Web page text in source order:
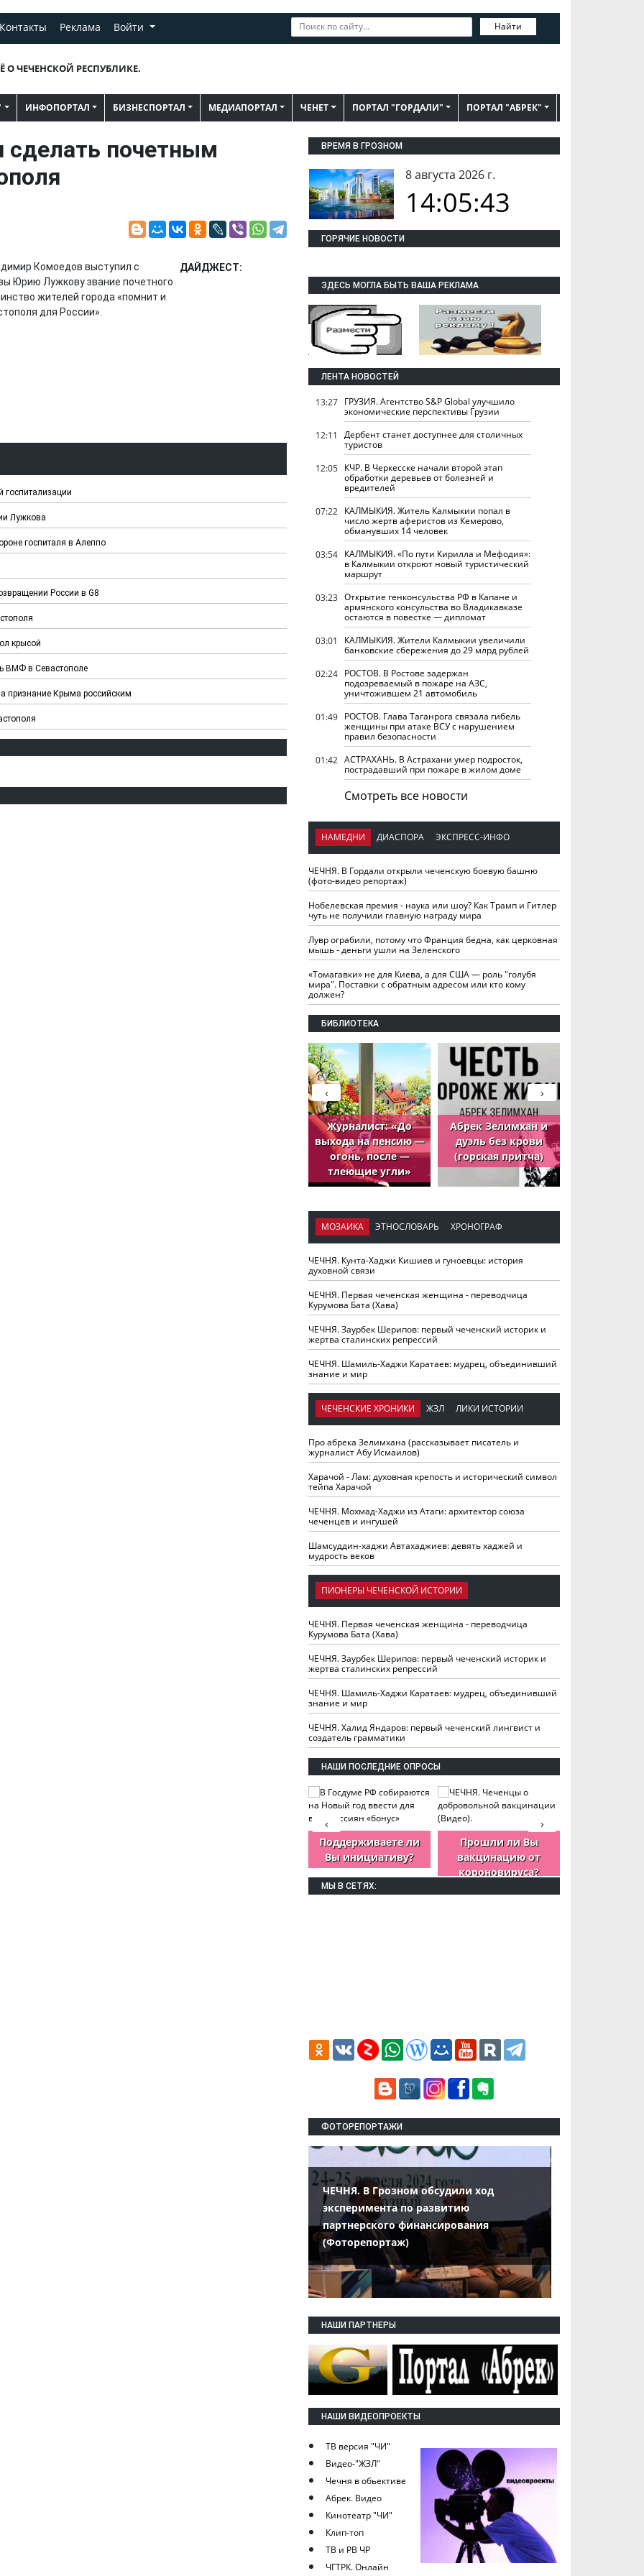
Контакты Реклама Войти Найти
О ЧЕЧЕНСКОЙ РЕСПУБЛИКЕ.
ИНФОПОРТАЛ БИЗНЕСПОРТАЛ МЕДИАПОРТАЛ ЧЕНЕТ ПОРТАЛ "ГОРДАЛИ" ПОРТАЛ "АБРЕК"
почетным
ДАЙДЖЕСТ:
Комоедов выступил с
Юрию Лужкову звание почетного
жителей города «помнит и
для России».
госпитализации
Лужкова
госпиталя в Алеппо
России в G8
крысой
ВМФ в Севастополе
признание Крыма российским
ВРЕМЯ В ГРОЗНОМ
8 августа 2026 г.
14:05:43
ГОРЯЧИЕ НОВОСТИ
ЗДЕСЬ МОГЛА БЫТЬ ВАША РЕКЛАМА
ЛЕНТА НОВОСТЕЙ
13:27 ГРУЗИЯ. Агентство S&P Global улучшило
экономические перспективы Грузии
12:11
Дербент станет доступнее для столичных
туристов
12:05 КЧР. В Черкесске начали второй этап
обработки деревьев от болезней и
вредителей
07:22 КАЛМЫКИЯ. Житель Калмыкии попал в
число жертв аферистов из Кемерово,
обманувших 14 человек
03:54 КАЛМЫКИЯ. «По пути Кирилла и Мефодия»:
в Калмыкии откроют новый туристический
маршрут
03:23 Открытие генконсульства РФ в Капане и
армянского консульства во Владикавказе
остаются в повестке — дипломат
03:01
КАЛМЫКИЯ. Жители Калмыкии увеличили
банковские сбережения до 29 млрд рублей
02:24 РОСТОВ. В Ростове задержан
подозреваемый в пожаре на АЗС,
уничтожившем 21 автомобиль
01:49 РОСТОВ. Глава Таганрога связала гибель
женщины при атаке ВСУ с нарушением
правил безопасности
01:42 АСТРАХАНЬ. В Астрахани умер подросток,
пострадавший при пожаре в жилом доме
Смотреть все новости
НАМЕДНИ ДИАСПОРА ЭКСПРЕСС-ИНФО
ЧЕЧНЯ. В Гордали открыли чеченскую боевую башню
(фото-видео репортаж)
Нобелевская премия - наука или шоу? Как Трамп и Гитлер
чуть не получили главную награду мира
Лувр ограбили, потому что Франция бедна, как церковная
мышь - деньги ушли на Зеленского
«Томагавки» не для Киева, а для США — роль "голубя
мира". Поставки с обратным адресом или кто кому
должен?
БИБЛИОТЕКА
Журналист: «До
выхода на пенсию —
огонь, после —
тлеющие угли»
Абрек Зелимхан и
дуэль без крови
(горская притча)
›
‹
МОЗАИКА ЭТНОСЛОВАРЬ ХРОНОГРАФ
ЧЕЧНЯ. Кунта-Хаджи Кишиев и гуноевцы: история
духовной связи
ЧЕЧНЯ. Первая чеченская женщина - переводчица
Курумова Бата (Хава)
ЧЕЧНЯ. Заурбек Шерипов: первый чеченский историк и
жертва сталинских репрессий
ЧЕЧНЯ. Шамиль-Хаджи Каратаев: мудрец, объединивший
знание и мир
ЧЕЧЕНСКИЕ ХРОНИКИ ЖЗЛ ЛИКИ ИСТОРИИ
Про абрека Зелимхана (рассказывает писатель и
журналист Абу Исмаилов)
Харачой - Лам: духовная крепость и исторический символ
тейпа Харачой
ЧЕЧНЯ. Мохмад-Хаджи из Атаги: архитектор союза
чеченцев и ингушей
Шамсуддин-хаджи Автахаджиев: девять хаджей и
мудрость веков
ПИОНЕРЫ ЧЕЧЕНСКОЙ ИСТОРИИ
ЧЕЧНЯ. Первая чеченская женщина - переводчица
Курумова Бата (Хава)
ЧЕЧНЯ. Заурбек Шерипов: первый чеченский историк и
жертва сталинских репрессий
ЧЕЧНЯ. Шамиль-Хаджи Каратаев: мудрец, объединивший
знание и мир
ЧЕЧНЯ. Халид Яндаров: первый чеченский лингвист и
создатель грамматики
НАШИ ПОСЛЕДНИЕ ОПРОСЫ
Поддерживаете ли
Вы инициативу?
Прошли ли Вы
вакцинацию от
короновируса?
›
‹
МЫ В СЕТЯХ:
ФОТОРЕПОРТАЖИ
ЧЕЧНЯ. В Грозном обсудили ход
эксперимента по развитию
партнерского финансирования
(Фоторепортаж)
НАШИ ПАРТНЕРЫ
НАШИ ВИДЕОПРОЕКТЫ
ТВ версия "ЧИ"
Видео-"ЖЗЛ"
Чечня в обьективе
Абрек. Видео
Кинотеатр "ЧИ"
Клип-топ
ТВ и РВ ЧР
ЧГТРК. Онлайн